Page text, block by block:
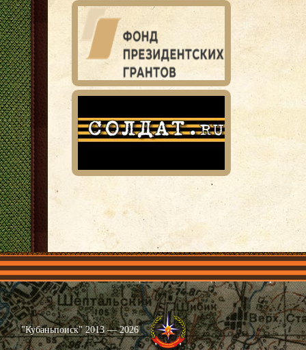
Главная Имена Общественные объединения Проекты
"Кубаньпоиск" 2013 — 2026